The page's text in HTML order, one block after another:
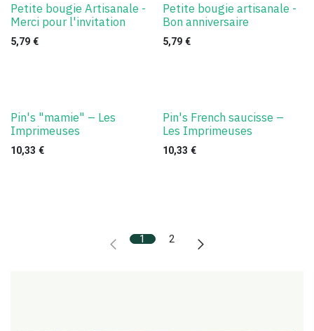
Petite bougie Artisanale -
Merci pour l'invitation
5,79 €
Petite bougie artisanale -
Bon anniversaire
5,79€
Pin's "mamie" – Les
Imprimeuses
10,33 €
Pin's French saucisse –
Les Imprimeuses
10,33 €
1 2